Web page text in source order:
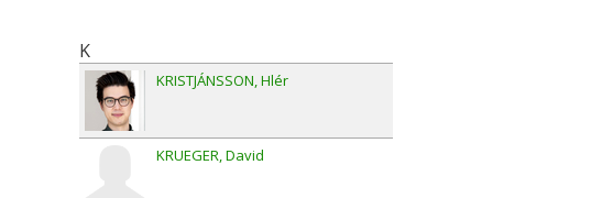
K
KRISTJÁNSSON Hlér
KRUEGER David